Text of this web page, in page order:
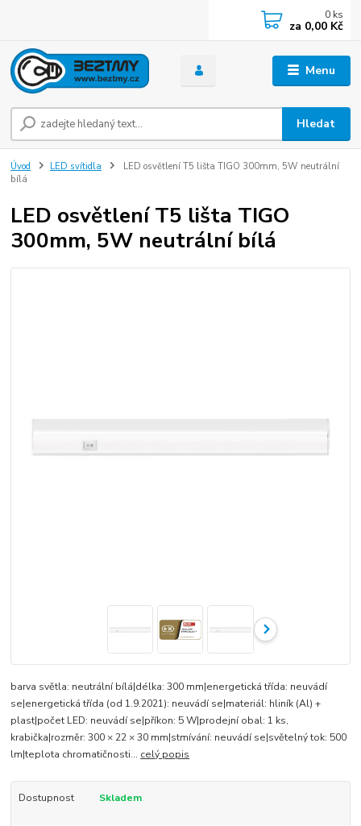
Menu
Hledat
0 ks
za 0,00 Kč
Úvod LED svítidla
LED osvětlení T5 lišta TIGO 300mm, 5W neutrální
bílá
LED osvětlení T5 lišta TIGO
300mm, 5W neutrální bílá
barva světla: neutrální bílá|délka: 300 mm|energetická třída: neuvádí
se|energetická třída (od 1.9.2021): neuvádí se|materiál: hliník (Al) +
plast|počet LED: neuvádí se|příkon: 5 W|prodejní obal: 1 ks,
krabička|rozměr: 300 × 22 × 30 mm|stmívání: neuvádí se|světelný tok: 500
lm|teplota chromatičnosti... celý popis
Dostupnost Skladem